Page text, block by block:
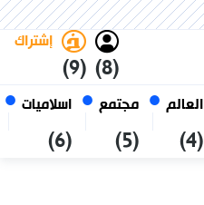
العالم
(4)
مجتمع
(5)
اسلاميات
(6)
(8)
إشتراك
(9)
الجزائر